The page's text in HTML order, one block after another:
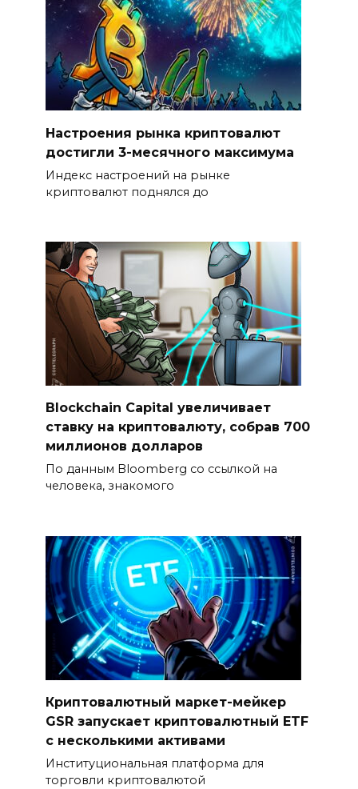
Настроения рынка криптовалют
достигли 3-месячного максимума
Индекс настроений на рынке
криптовалют поднялся до
Blockchain Capital увеличивает
ставку на криптовалюту, собрав 700
миллионов долларов
По данным Bloomberg со ссылкой на
человека, знакомого
Криптовалютный маркет-мейкер
GSR запускает криптовалютный ETF
с несколькими активами
Институциональная платформа для
торговли криптовалютой